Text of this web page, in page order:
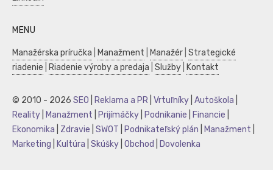
MENU
Manažérska príručka Manažment Manažér Strategické
riadenie
Riadenie výroby a predaja Služby Kontakt
© 2010 - 2026 SEO Reklama a PR Vrtuľníky Autoškola
Reality
Manažment Prijímáčky Podnikanie Financie
Ekonomika
Zdravie SWOT Podnikateľský plán Manažment
Marketing
Kultúra Skúšky Obchod Dovolenka